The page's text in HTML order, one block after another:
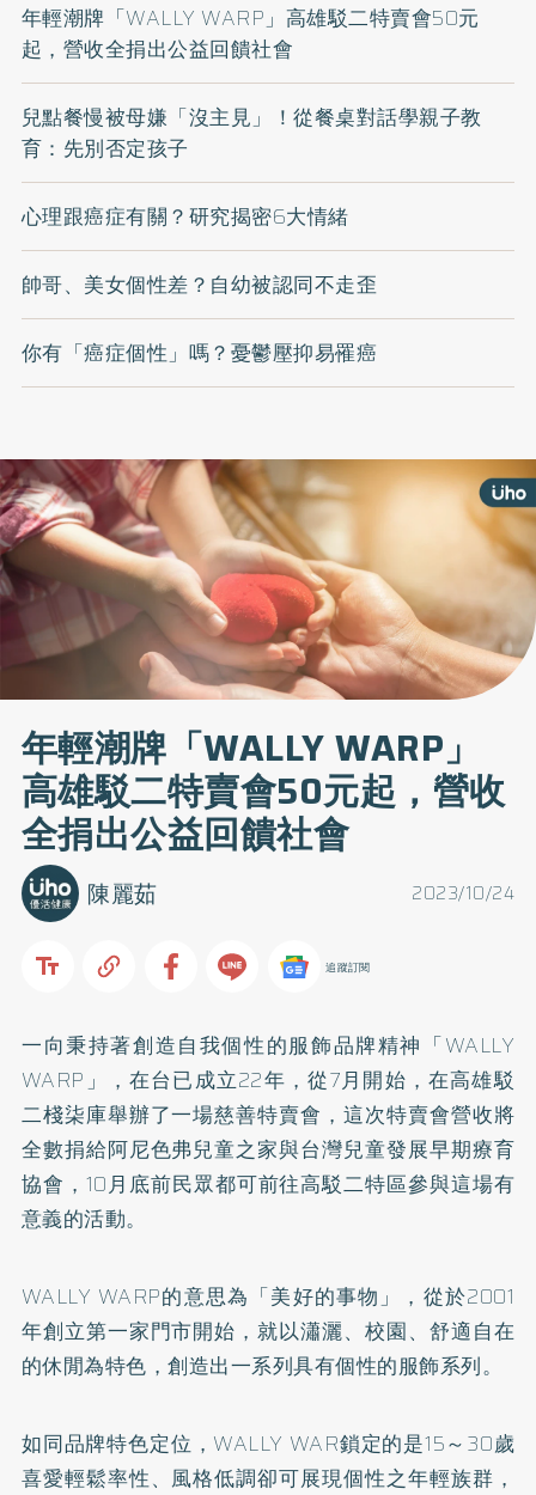
年輕潮牌「WALLY WARP」高雄駁二特賣會50元
起，營收全捐出公益回饋社會
兒點餐慢被母嫌「沒主見」！從餐桌對話學親子教
育：先別否定孩子
心理跟癌症有關？研究揭密6大情緒
帥哥、美女個性差？自幼被認同不走歪
你有「癌症個性」嗎？憂鬱壓抑易罹癌
年輕潮牌「WALLY WARP」
高雄駁二特賣會50元起，營收
全捐出公益回饋社會
2023/10/24
陳麗茹
追蹤訂閱
一向秉持著創造自我個性的服飾品牌精神「WALLY
WARP」，在台已成立22年，從7月開始，在高雄駁
二棧柒庫舉辦了一場慈善特賣會，這次特賣會營收將
全數捐給阿尼色弗兒童之家與台灣兒童發展早期療育
協會，10月底前民眾都可前往高駁二特區參與這場有
意義的活動。
WALLY WARP的意思為「美好的事物」，從於2001
年創立第一家門市開始，就以瀟灑、校園、舒適自在
的休閒為特色，創造出一系列具有個性的服飾系列。
如同品牌特色定位，WALLY WAR鎖定的是15～30歲
喜愛輕鬆率性、風格低調卻可展現個性之年輕族群，